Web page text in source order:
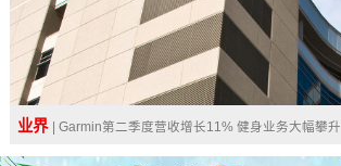
业界 | Garmin第二季度营收增长11% 健身业务大幅攀升